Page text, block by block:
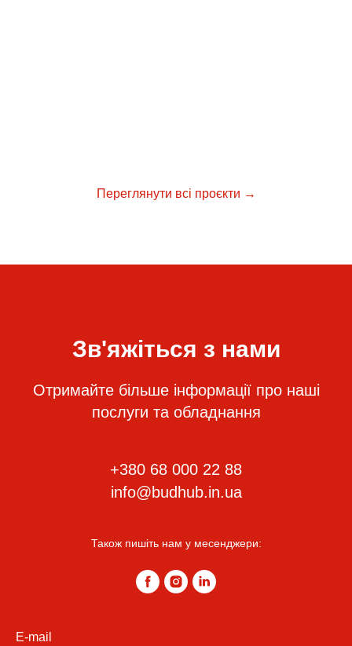
Переглянути всі проєкти →
Зв'яжіться з нами
Отримайте більше інформації про наші
послуги та обладнання
+380 68 000 22 88
info@budhub.in.ua
Також пишіть нам у месенджери:
E-mail